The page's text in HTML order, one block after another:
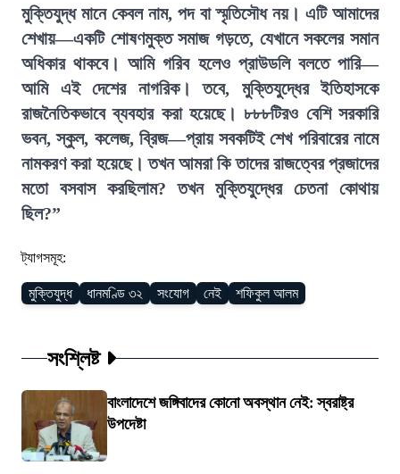
মুক্তিযুদ্ধ মানে কেবল নাম, পদ বা স্মৃতিসৌধ নয়। এটি আমাদের
শেখায়—একটি শোষণমুক্ত সমাজ গড়তে, যেখানে সকলের সমান
অধিকার থাকবে। আমি গরিব হলেও প্রাউডলি বলতে পারি—
আমি এই দেশের নাগরিক। তবে, মুক্তিযুদ্ধের ইতিহাসকে
রাজনৈতিকভাবে ব্যবহার করা হয়েছে। ৮৮৮টিরও বেশি সরকারি
ভবন, স্কুল, কলেজ, ব্রিজ—প্রায় সবকটিই শেখ পরিবারের নামে
নামকরণ করা হয়েছে। তখন আমরা কি তাদের রাজত্বের প্রজাদের
মতো বসবাস করছিলাম? তখন মুক্তিযুদ্ধের চেতনা কোথায়
ছিল?”
ট্যাগসমূহ:
মুক্তিযুদ্ধ ধানমণ্ডি ৩২ সংযোগ নেই শফিকুল আলম
সংশ্লিষ্ট
বাংলাদেশে জঙ্গিবাদের কোনো অবস্থান নেই: স্বরাষ্ট্র
উপদেষ্টা